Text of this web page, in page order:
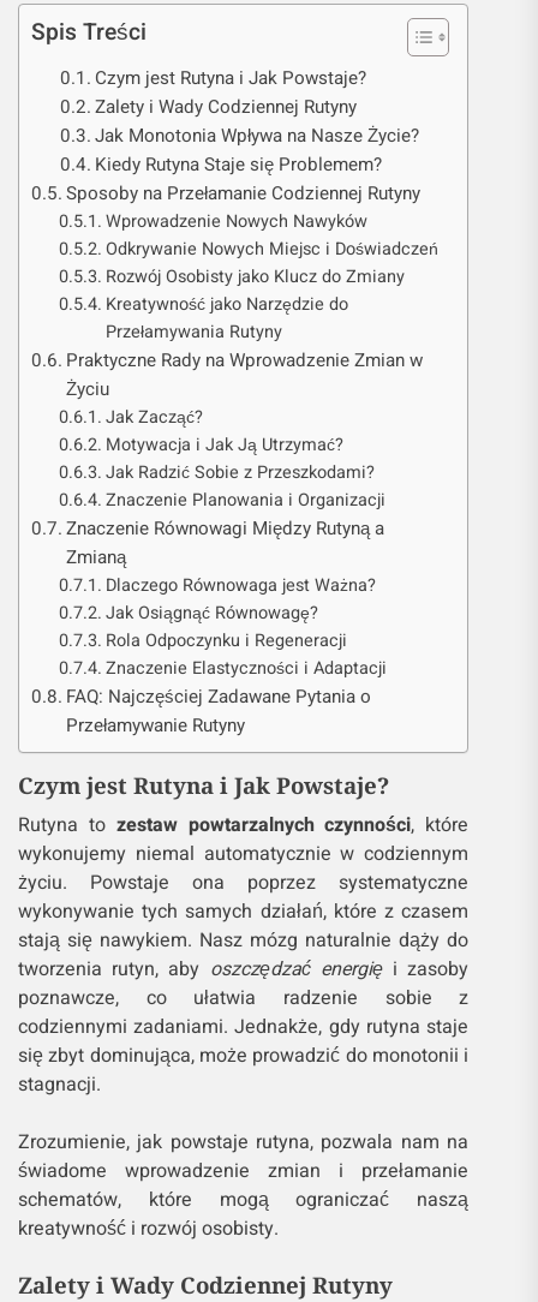
Spis Treści
Czym jest Rutyna i Jak Powstaje?
Zalety i Wady Codziennej Rutyny
Jak Monotonia Wpływa na Nasze Życie?
Kiedy Rutyna Staje się Problemem?
Sposoby na Przełamanie Codziennej Rutyny
Wprowadzenie Nowych Nawyków
Odkrywanie Nowych Miejsc i Doświadczeń
Rozwój Osobisty jako Klucz do Zmiany
Kreatywność jako Narzędzie do
Przełamywania Rutyny
Praktyczne Rady na Wprowadzenie Zmian w
Życiu
Jak Zacząć?
Motywacja i Jak Ją Utrzymać?
Jak Radzić Sobie z Przeszkodami?
Znaczenie Planowania i Organizacji
Znaczenie Równowagi Między Rutyną a
Zmianą
Dlaczego Równowaga jest Ważna?
Jak Osiągnąć Równowagę?
Rola Odpoczynku i Regeneracji
Znaczenie Elastyczności i Adaptacji
FAQ: Najczęściej Zadawane Pytania o
Przełamywanie Rutyny
Czym jest Rutyna i Jak Powstaje?
Rutyna to zestaw powtarzalnych czynności, które
wykonujemy niemal automatycznie w codziennym
życiu. Powstaje ona poprzez systematyczne
wykonywanie tych samych działań, które z czasem
stają się nawykiem. Nasz mózg naturalnie dąży do
tworzenia rutyn, aby oszczędzać energięi zasoby
poznawcze, co ułatwia radzenie sobie z
codziennymi zadaniami. Jednakże, gdy rutyna staje
się zbyt dominująca, może prowadzić do monotonii i
stagnacji.
Zrozumienie, jak powstaje rutyna, pozwala nam na
świadome wprowadzenie zmian i przełamanie
schematów, które mogą ograniczać naszą
kreatywność i rozwój osobisty.
Zalety i Wady Codziennej Rutyny